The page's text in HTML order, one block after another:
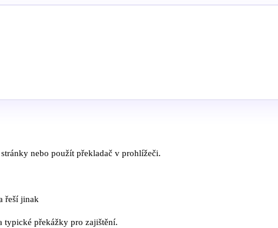
nebo použít překladač v prohlížeči.
řeší jinak
typické překážky pro zajištění.